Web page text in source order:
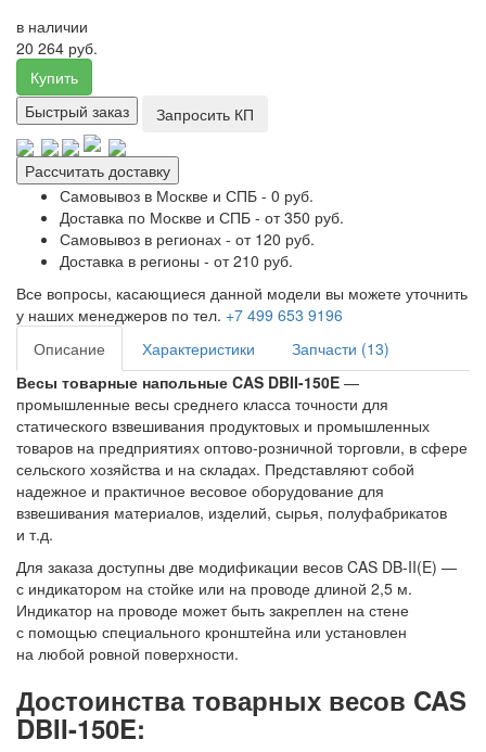
в наличии
20 264 руб.
Купить
Быстрый заказ
Запросить КП
Рассчитать доставку
Самовывоз в Москве и СПБ - 0 руб.
Доставка по Москве и СПБ - от 350 руб.
Самовывоз в регионах - от 120 руб.
Доставка в регионы - от 210 руб.
Все вопросы, касающиеся данной модели вы можете уточнить
у наших менеджеров по тел. +7 499 653 9196
Описание
Характеристики
Запчасти (13)
Весы товарные напольные CAS DBII-150E —
промышленные весы среднего класса точности для
статического взвешивания продуктовых и промышленных
товаров на предприятиях оптово-розничной торговли, в сфере
сельского хозяйства и на складах. Представляют собой
надежное и практичное весовое оборудование для
взвешивания материалов, изделий, сырья, полуфабрикатов
и т.д.
Для заказа доступны две модификации весов CAS DB-II(E) —
с индикатором на стойке или на проводе длиной 2,5 м.
Индикатор на проводе может быть закреплен на стене
с помощью специального кронштейна или установлен
на любой ровной поверхности.
Достоинства товарных весов CAS
DBII-150E: